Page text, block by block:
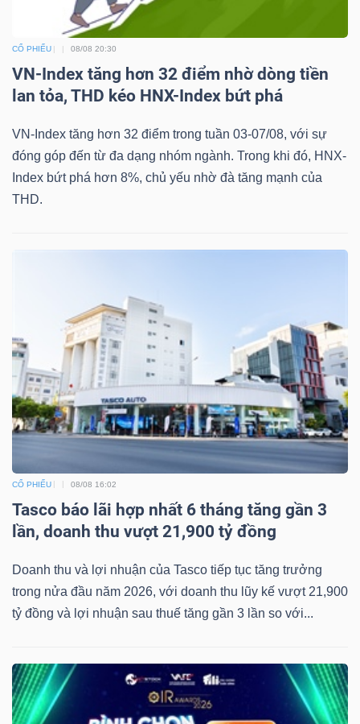
CỔ PHIẾU 08/08 20:30
VN-Index tăng hơn 32 điểm nhờ dòng tiền
lan tỏa, THD kéo HNX-Index bứt phá
VN-Index tăng hơn 32 điểm trong tuần 03-07/08, với sự
đóng góp đến từ đa dạng nhóm ngành. Trong khi đó, HNX-
Index bứt phá hơn 8%, chủ yếu nhờ đà tăng mạnh của
THD.
CỔ PHIẾU 08/08 16:02
Tasco báo lãi hợp nhất 6 tháng tăng gần 3
lần, doanh thu vượt 21,900 tỷ đồng
Doanh thu và lợi nhuận của Tasco tiếp tục tăng trưởng
trong nửa đầu năm 2026, với doanh thu lũy kế vượt 21,900
tỷ đồng và lợi nhuận sau thuế tăng gần 3 lần so với...